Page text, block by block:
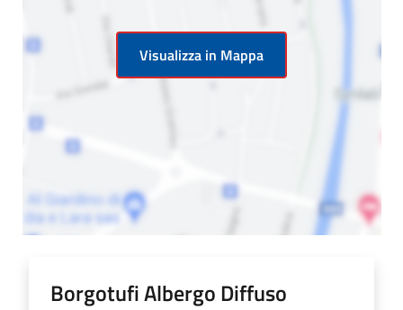
Visualizza in Mappa
Borgotufi Albergo Diffuso